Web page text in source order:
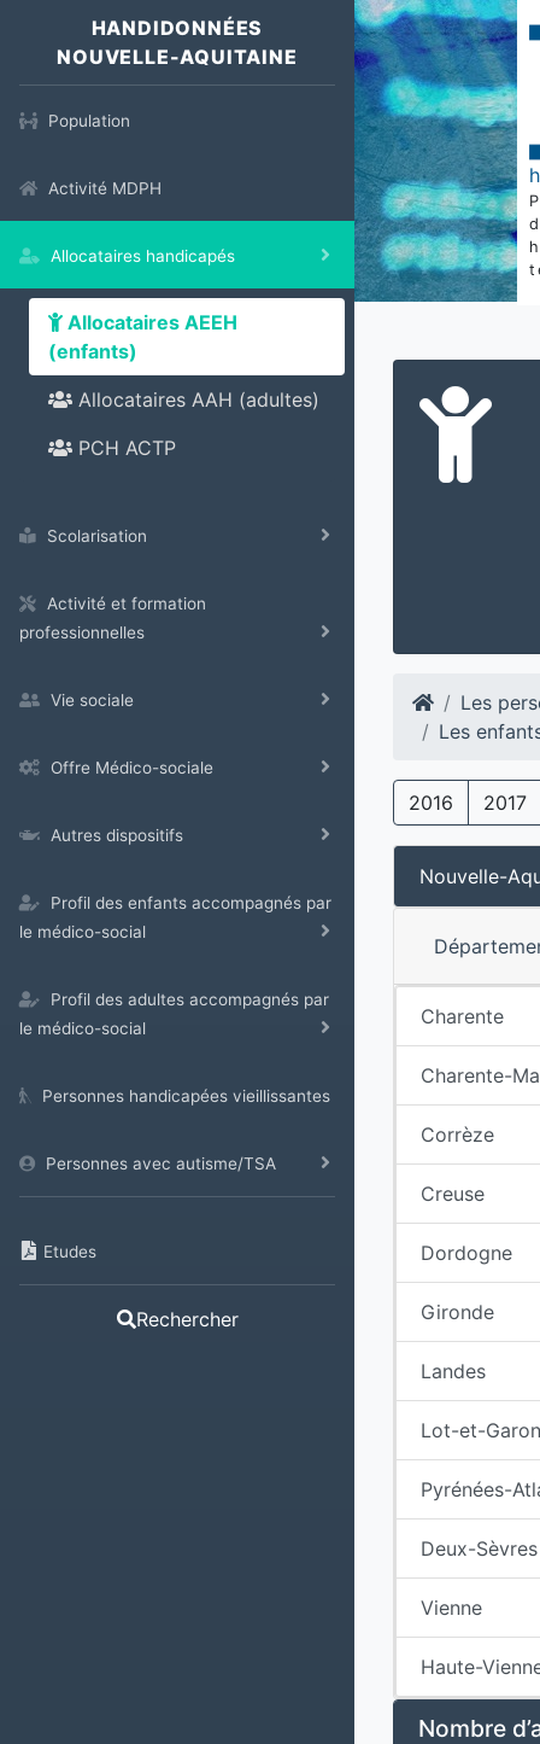
HANDIDONNÉES
NOUVELLE-AQUITAINE
Population
Activité MDPH
Allocataires handicapés
Allocataires AEEH
(enfants)
Allocataires AAH (adultes)
PCH ACTP
Scolarisation
Activité et formation
professionnelles
Vie sociale
Offre Médico-sociale
Autres dispositifs
Profil des enfants accompagnés par
le médico-social
Profil des adultes accompagnés par
le médico-social
Personnes handicapées vieillissantes
Personnes avec autisme/TSA
Etudes
Rechercher
Les
Les
2016 2017
Nouvelle-
Charente
Charente-
Corrèze
Creuse
Dordogne
Gironde
Landes
Lot-et-
Pyrénées-
Deux-Sèvres
Vienne
Haute-
Nombre